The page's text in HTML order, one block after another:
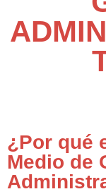
¿Por qué
Medio de